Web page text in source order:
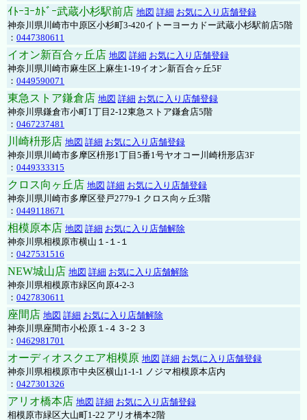
ｲﾄｰﾖｰｶﾄﾞｰ武蔵小杉駅前店 地図 詳細 お気に入り店舗登録
神奈川県川崎市中原区小杉町3-420イトーヨーカドー武蔵小杉駅前店5階
： 0447380611
イオン新百合ヶ丘店 地図 詳細 お気に入り店舗登録
神奈川県川崎市麻生区上麻生1-19イオン新百合ヶ丘5F
： 0449590071
東急ストア鎌倉店 地図 詳細 お気に入り店舗登録
神奈川県鎌倉市小町1丁目2-12東急ストア鎌倉店5階
： 0467237481
川崎枡形店 地図 詳細 お気に入り店舗登録
神奈川県川崎市多摩区枡形1丁目5番1号ヤオコー川崎枡形店3F
： 0449333315
クロス向ヶ丘店 地図 詳細 お気に入り店舗登録
神奈川県川崎市多摩区登戸2779-1 クロス向ヶ丘3階
： 0449118671
相模原本店 地図 詳細 お気に入り店舗解除
神奈川県相模原市横山１-１-１
： 0427531516
NEW城山店 地図 詳細 お気に入り店舗解除
神奈川県相模原市緑区向原4-2-3
： 0427830611
座間店 地図 詳細 お気に入り店舗解除
神奈川県座間市小松原１-４３-２３
： 0462981701
オーディオスクエア相模原 地図 詳細 お気に入り店舗登録
神奈川県相模原市中央区横山1-1-1 ノジマ相模原本店内
： 0427301326
アリオ橋本店 地図 詳細 お気に入り店舗登録
相模原市緑区大山町1-22 アリオ橋本2階